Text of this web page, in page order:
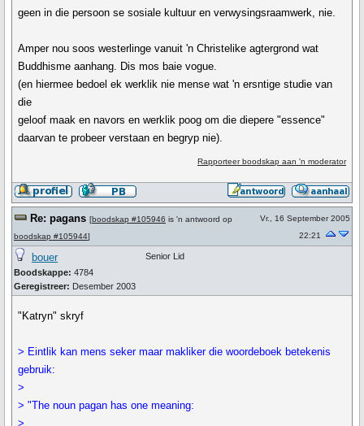
geen in die persoon se sosiale kultuur en verwysingsraamwerk, nie.
Amper nou soos westerlinge vanuit 'n Christelike agtergrond wat
Buddhisme aanhang. Dis mos baie vogue.
(en hiermee bedoel ek werklik nie mense wat 'n ersntige studie van
die
geloof maak en navors en werklik poog om die diepere "essence"
daarvan te probeer verstaan en begryp nie).
Rapporteer boodskap aan 'n moderator
Re: pagans [boodskap #105946 is 'n antwoord op
boodskap #105944]
Vr., 16 September 2005
22:21
bouer
Boodskappe: 4784
Geregistreer: Desember 2003
Senior Lid
"Katryn" skryf
> Eintlik kan mens seker maar makliker die woordeboek betekenis
gebruik:
>
> "The noun pagan has one meaning:
>